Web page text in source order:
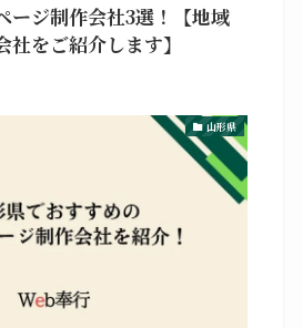
ージ制作会社3選！【地域
をご紹介します】
山形県